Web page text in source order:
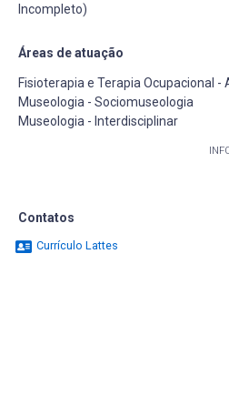
Incompleto)
Áreas de atuação
Fisioterapia e Terapia Ocupacional -
Museologia - Sociomuseologia
Museologia - Interdisciplinar
Contatos
Currículo Lattes